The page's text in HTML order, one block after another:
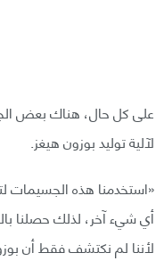
على كل حال، هناك بعض
لآلية توليد بوزون هيغز.
«استخدمنا هذه الجسيمات
أي شيء آخر، لذلك حصلنا
لأننا لم نكتشف فقط أن